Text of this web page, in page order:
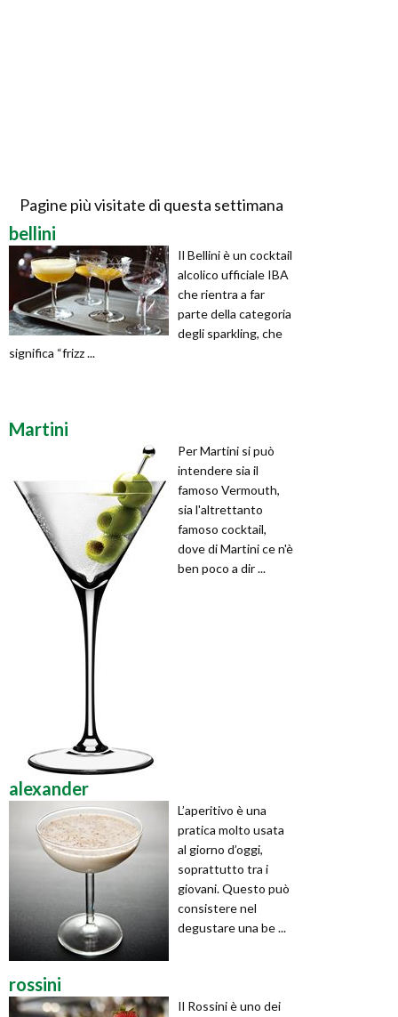
Pagine più visitate di questa settimana
bellini
Il Bellini è un cocktail
alcolico ufficiale IBA
che rientra a far
parte della categoria
degli sparkling, che
significa “frizz ...
Martini
Per Martini si può
intendere sia il
famoso Vermouth,
sia l'altrettanto
famoso cocktail,
dove di Martini ce n'è
ben poco a dir ...
alexander
L’aperitivo è una
pratica molto usata
al giorno d’oggi,
soprattutto tra i
giovani. Questo può
consistere nel
degustare una be ...
rossini
Il Rossini è uno dei